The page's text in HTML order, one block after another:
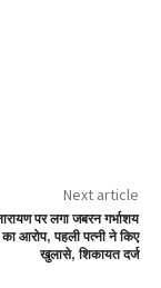
Next article
पर लगा जबरन गर्भाशय
आरोप, पहली पत्नी ने किए
खुलासे, शिकायत दर्ज